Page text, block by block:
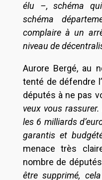
élu –, schéma
schéma
complaire à un
niveau de
Aurore Bergé, au
tenté de défendre
députés à ne pas
veux vous
les 6 milliards
garantis et
menace très
nombre de
être supprimé,